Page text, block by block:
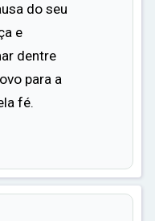
do seu
e
dentre
para a
fé.